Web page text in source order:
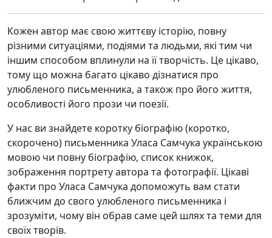
Кожен автор має свою життєву історію, повну
різними ситуаціями, подіями та людьми, які тим чи
іншим способом вплинули на її творчість. Це цікаво,
тому що можна багато цікаво дізнатися про
улюбленого письменника, а також про його життя,
особливості його прози чи поезії.
У нас ви знайдете коротку біографію (коротко,
скорочено) письменника Уласа Самчука українською
мовою чи повну біографію, список книжок,
зображення портрету автора та фотографії. Цікаві
факти про Уласа Самчука допоможуть вам стати
ближчим до свого улюбленого письменника і
зрозуміти, чому він обрав саме цей шлях та теми для
своїх творів.